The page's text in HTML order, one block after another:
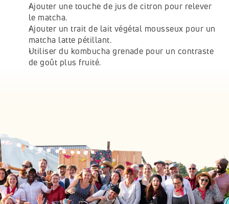
Ajouter une touche de jus de citron pour relever
le matcha.
Ajouter un trait de lait végétal mousseux pour un
matcha latte pétillant.
Utiliser du kombucha grenade pour un contraste
de goût plus fruité.